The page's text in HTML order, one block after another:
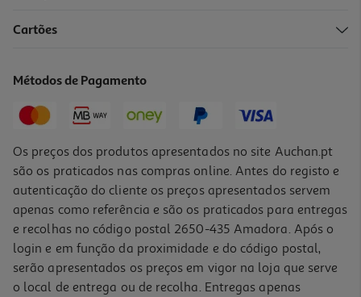
14,35 € PVP de editor
-10%
Cartões
Métodos de Pagamento
Os preços dos produtos apresentados no site Auchan.pt
são os praticados nas compras online. Antes do registo e
autenticação do cliente os preços apresentados servem
apenas como referência e são os praticados para entregas
e recolhas no código postal 2650-435 Amadora. Após o
login e em função da proximidade e do código postal,
serão apresentados os preços em vigor na loja que serve
o local de entrega ou de recolha. Entregas apenas